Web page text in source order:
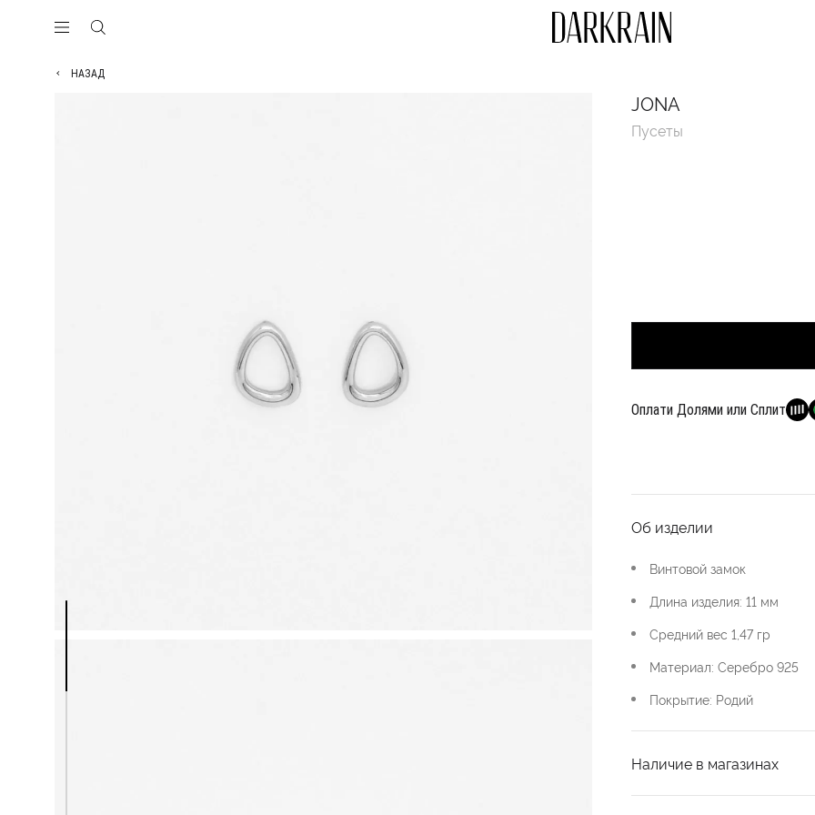
НАЗАД
JONA
Пусеты
Оплати Долями или Сплит
Об изделии
Винтовой замок
Длина изделия: 11 мм
Средний вес 1,47 гр
Материал: Серебро 925
Покрытие: Родий
Наличие в магазинах